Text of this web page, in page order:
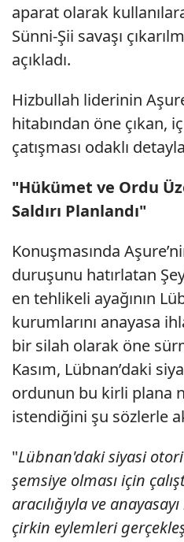
aparat olarak
Sünni-Şii savaşı
açıkladı.
Hizbullah liderinin
hitabından öne çıkan,
çatışması odaklı
"Hükümet ve Ordu
Saldırı Planlandı"
Konuşmasında
duruşunu hatırlatan
en tehlikeli ayağının
kurumlarını anayasa
bir silah olarak öne
Kasım, Lübnan’daki
ordunun bu kirli plana
istendiğini şu sözlerle
"Lübnan'daki siyasi
şemsiye olması için
aracılığıyla ve
çirkin eylemleri